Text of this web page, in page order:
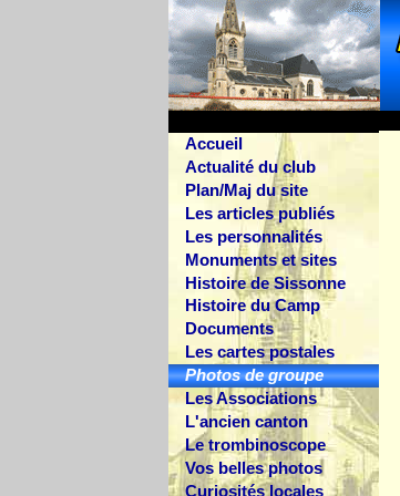
Accueil
Actualité du club
Plan/Maj du site
Les articles publiés
Les personnalités
Monuments et sites
Histoire de Sissonne
Histoire du Camp
Documents
Les cartes postales
Photos de groupe
Les Associations
L'ancien canton
Le trombinoscope
Vos belles photos
Curiosités locales